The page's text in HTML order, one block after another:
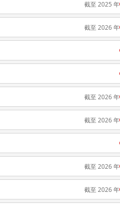
截至 2025 年
截至 2026 年
截至 2026 年
截至 2026 年
截至 2026 年
截至 2026 年